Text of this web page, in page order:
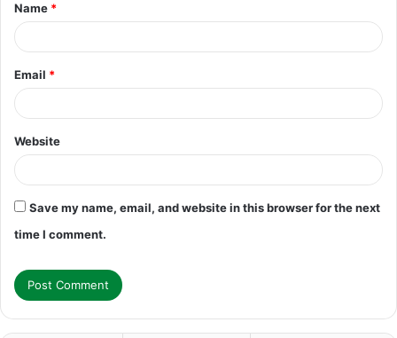
*
Name *
Email *
Website
Save my name, email, and website in this browser for the next
time I comment.